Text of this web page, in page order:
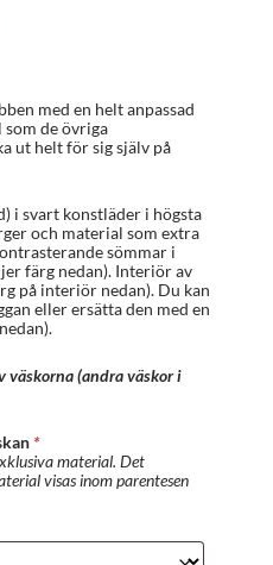
med en helt anpassad
de övriga
ut helt för sig själv på
i svart konstläder i högsta
och material som extra
sömmar i
färg nedan). Interiör av
på interiör nedan). Du kan
eller ersätta den med en
(andra väskor i
*
material. Det
visas inom parentesen